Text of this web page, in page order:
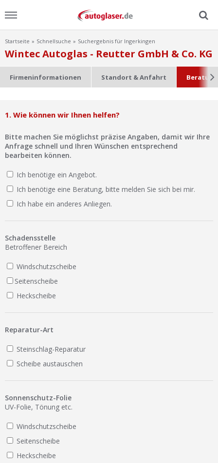
Menu
Home
Ratgeber
Scheibensuche
FAQ
Lexikon
Ist Ihre Werkstatt schon dabei?
Startseite Schnellsuche Suchergebnis für Ingerkingen
Wintec Autoglas - Reutter GmbH & Co. KG
Firmeninformationen Standort & Anfahrt
1. Wie können wir Ihnen helfen?
Bitte machen Sie möglichst präzise Angaben, damit wir Ihre
Anfrage schnell und Ihren Wünschen entsprechend
bearbeiten können.
Ich benötige ein Angebot.
Ich benötige eine Beratung, bitte melden Sie sich bei mir.
Ich habe ein anderes Anliegen.
Schadensstelle
Betroffener Bereich
Windschutzscheibe
Seitenscheibe
Heckscheibe
Reparatur-Art
Steinschlag-Reparatur
Scheibe austauschen
Sonnenschutz-Folie
UV-Folie, Tönung etc.
Windschutzscheibe
Seitenscheibe
Heckscheibe